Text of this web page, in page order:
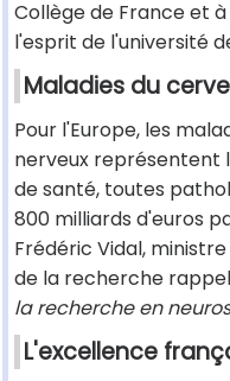
Collège de France et
l'esprit de l'université
Maladies du
Pour l'Europe, les
nerveux représentent
de santé, toutes
800 milliards d'euros
Frédéric Vidal,
de la recherche
la recherche en
L'excellence